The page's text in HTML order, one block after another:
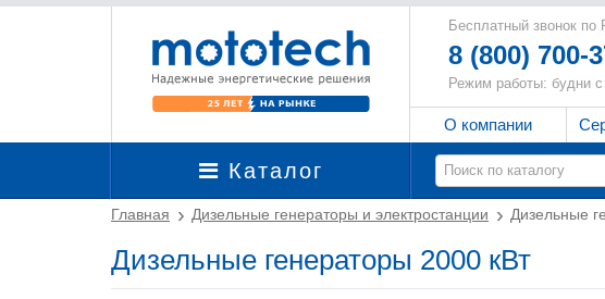
Бесплатный звонок по
8 (800) 700-
Режим работы: будни
О компании
Каталог
Главная Дизельные генераторы и электростанции Дизельные
Дизельные генераторы 2000 кВт